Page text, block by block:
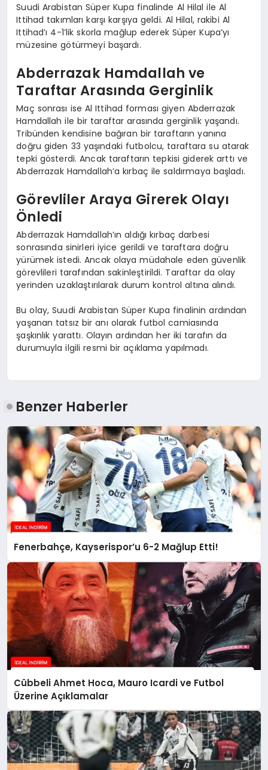
Suudi Arabistan Süper Kupa finalinde Al Hilal ile Al
Ittihad takımları karşı karşıya geldi. Al Hilal, rakibi Al
Ittihad’ı 4-1’lik skorla mağlup ederek Süper Kupa’yı
müzesine götürmeyi başardı.
Abderrazak Hamdallah ve
Taraftar Arasında Gerginlik
Maç sonrası ise Al Ittihad forması giyen Abderrazak
Hamdallah ile bir taraftar arasında gerginlik yaşandı.
Tribünden kendisine bağıran bir taraftarın yanına
doğru giden 33 yaşındaki futbolcu, taraftara su atarak
tepki gösterdi. Ancak taraftarın tepkisi giderek arttı ve
Abderrazak Hamdallah’a kırbaç ile saldırmaya başladı.
Görevliler Araya Girerek Olayı
Önledi
Abderrazak Hamdallah’ın aldığı kırbaç darbesi
sonrasında sinirleri iyice gerildi ve taraftara doğru
yürümek istedi. Ancak olaya müdahale eden güvenlik
görevlileri tarafından sakinleştirildi. Taraftar da olay
yerinden uzaklaştırılarak durum kontrol altına alındı.
Bu olay, Suudi Arabistan Süper Kupa finalinin ardından
yaşanan tatsız bir anı olarak futbol camiasında
şaşkınlık yarattı. Olayın ardından her iki tarafın da
durumuyla ilgili resmi bir açıklama yapılmadı.
Benzer Haberler
Fenerbahçe, Kayserispor’u 6-2 Mağlup Etti!
Cübbeli Ahmet Hoca, Mauro Icardi ve Futbol
Üzerine Açıklamalar